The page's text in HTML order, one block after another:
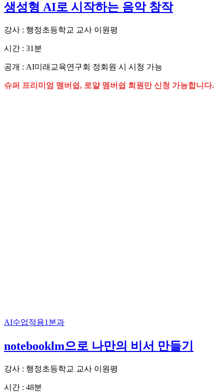
생성형 AI로 시작하는 음악 창작
강사 : 행정초등학교 교사 이원평
시간 : 31분
공개 : AI미래교육연구회 정회원 시 시청 가능
슈퍼 프리미엄 멤버쉽, 로얄 멤버쉽 회원만 신청 가능합니다.
AI수업적용1분과
notebooklm으로 나만의 비서 만들기
강사 : 행정초등학교 교사 이원평
시간 : 48분